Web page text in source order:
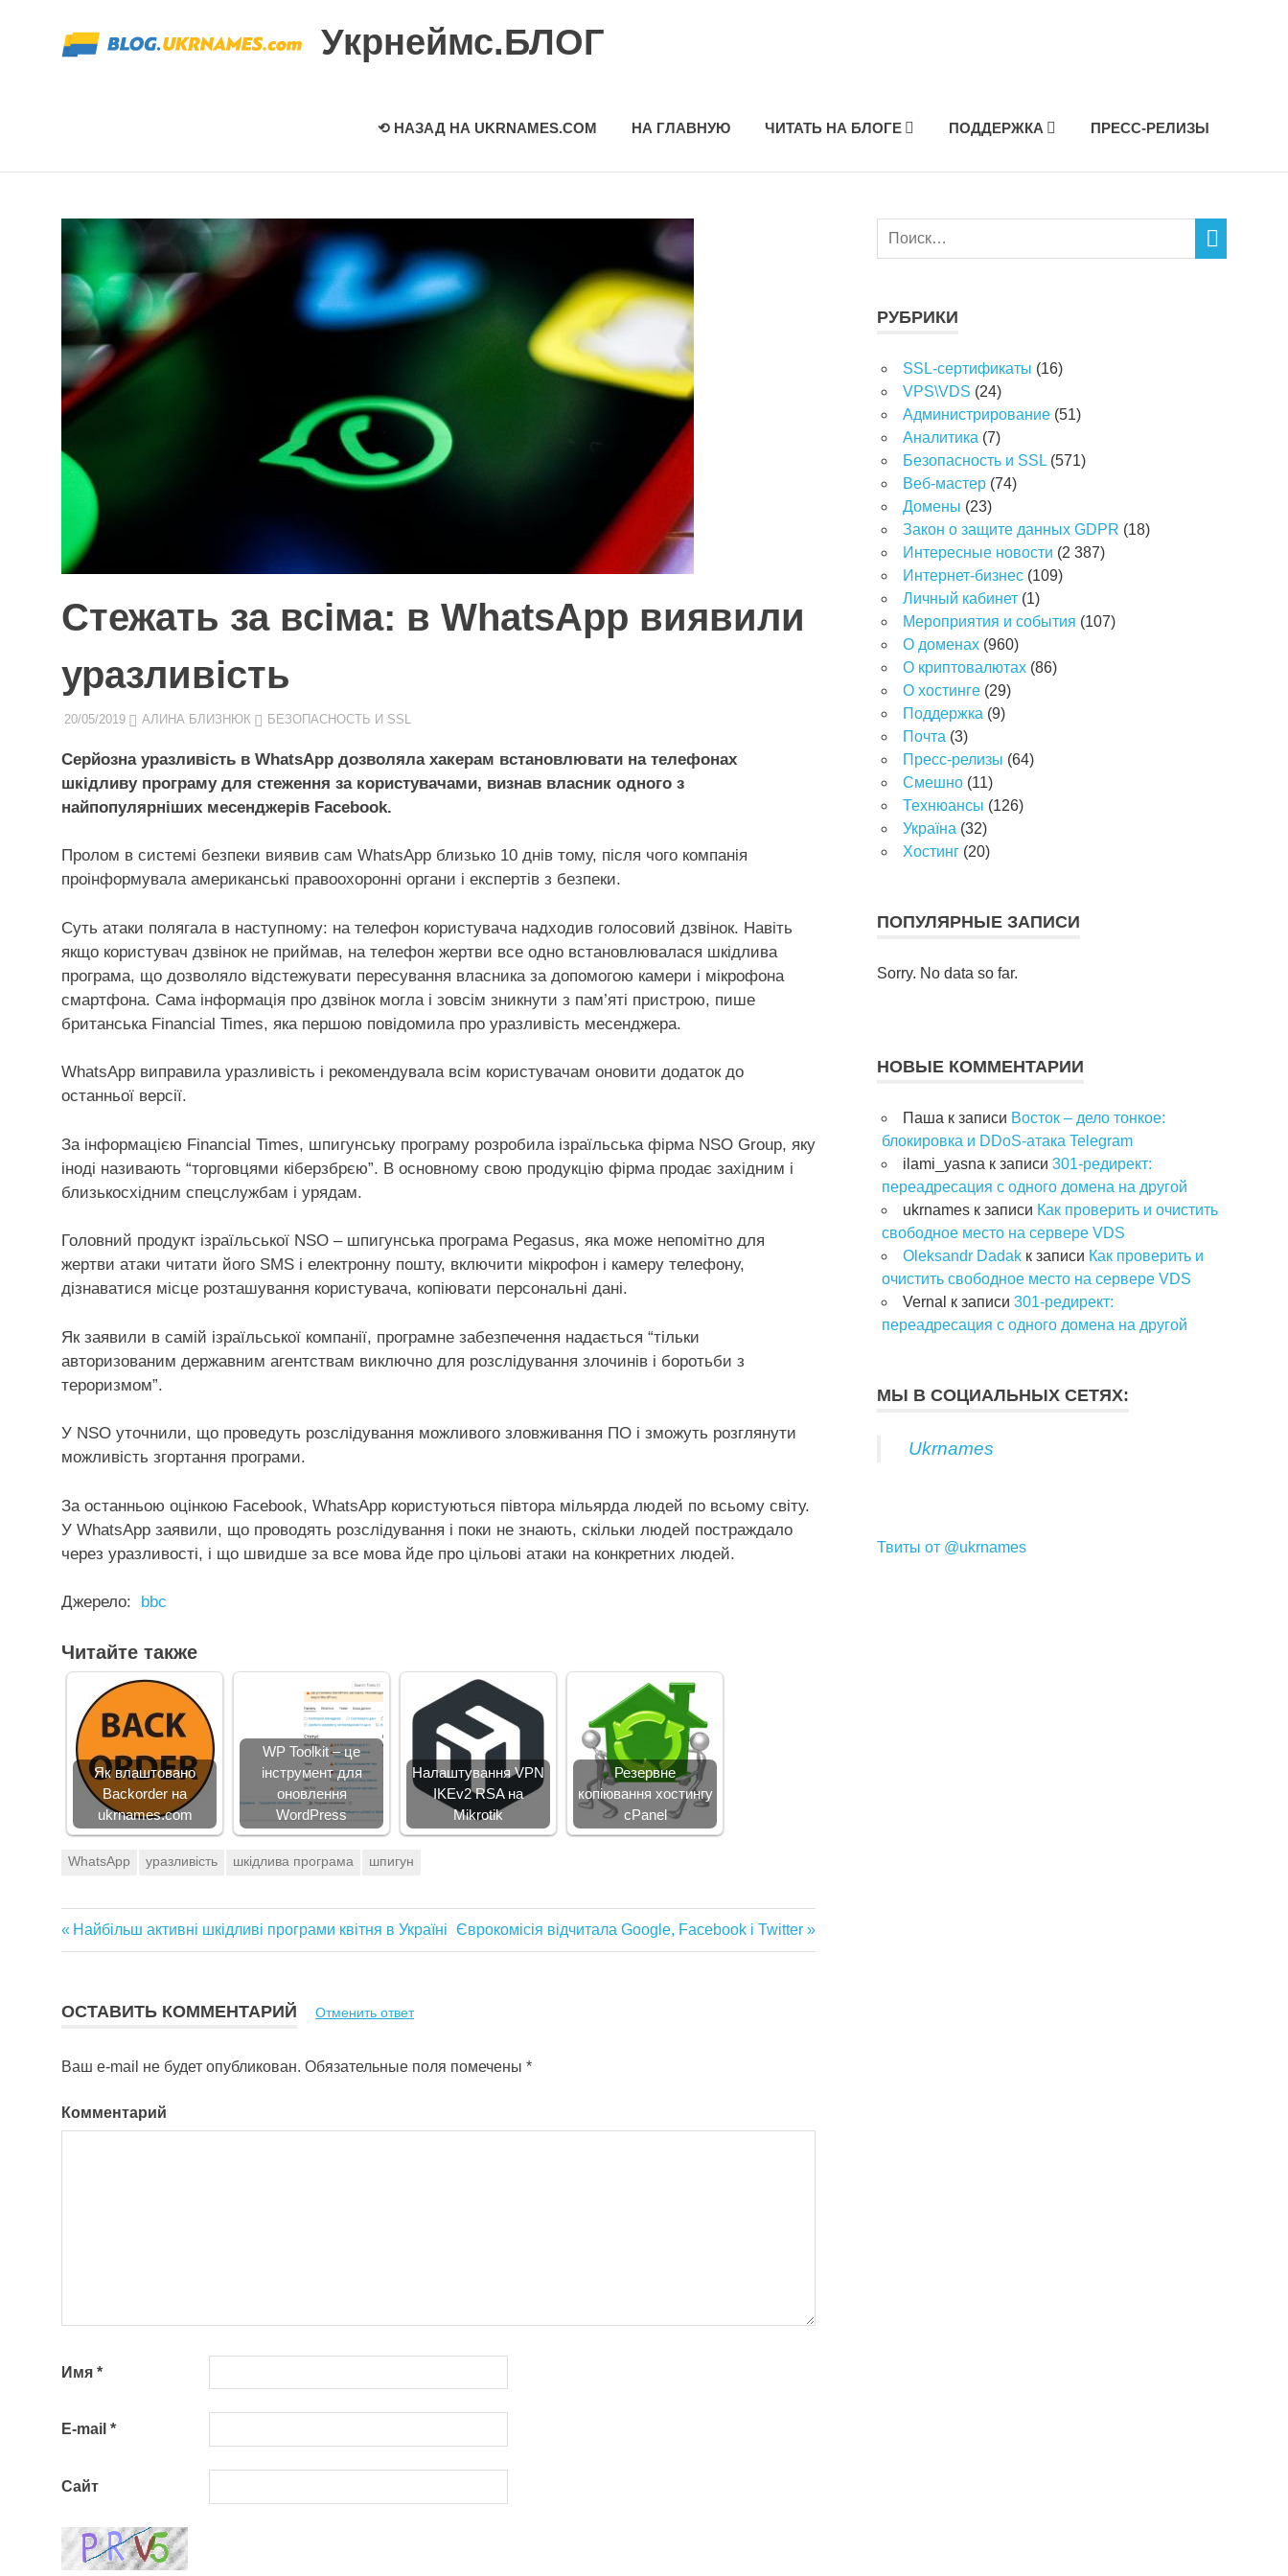
содержимому
Укрнеймс.БЛОГ
⟲ НАЗАД НА UKRNAMES.COM НА ГЛАВНУЮ ЧИТАТЬ НА БЛОГЕ ПОДДЕРЖКА ПРЕСС-РЕЛИЗЫ
Стежать за всіма: в WhatsApp виявили
уразливість
20/05/2019 АЛИНА БЛИЗНЮК БЕЗОПАСНОСТЬ И SSL
Серйозна уразливість в WhatsApp дозволяла хакерам встановлювати на телефонах
шкідливу програму для стеження за користувачами, визнав власник одного з
найпопулярніших месенджерів Facebook.
Пролом в системі безпеки виявив сам WhatsApp близько 10 днів тому, після чого компанія
проінформувала американські правоохоронні органи і експертів з безпеки.
Суть атаки полягала в наступному: на телефон користувача надходив голосовий дзвінок. Навіть
якщо користувач дзвінок не приймав, на телефон жертви все одно встановлювалася шкідлива
програма, що дозволяло відстежувати пересування власника за допомогою камери і мікрофона
смартфона. Сама інформація про дзвінок могла і зовсім зникнути з пам’яті пристрою, пише
британська Financial Times, яка першою повідомила про уразливість месенджера.
WhatsApp виправила уразливість і рекомендувала всім користувачам оновити додаток до
останньої версії.
За інформацією Financial Times, шпигунську програму розробила ізраїльська фірма NSO Group, яку
іноді називають “торговцями кіберзбрєю”. В основному свою продукцію фірма продає західним і
близькосхідним спецслужбам і урядам.
Головний продукт ізраїльської NSO – шпигунська програма Pegasus, яка може непомітно для
жертви атаки читати його SMS і електронну пошту, включити мікрофон і камеру телефону,
дізнаватися місце розташування користувача, копіювати персональні дані.
Як заявили в самій ізраїльської компанії, програмне забезпечення надається “тільки
авторизованим державним агентствам виключно для розслідування злочинів і боротьби з
тероризмом”.
У NSO уточнили, що проведуть розслідування можливого зловживання ПО і зможуть розглянути
можливість згортання програми.
За останньою оцінкою Facebook, WhatsApp користуються півтора мільярда людей по всьому світу.
У WhatsApp заявили, що проводять розслідування і поки не знають, скільки людей постраждало
через уразливості, і що швидше за все мова йде про цільові атаки на конкретних людей.
Джерело: bbc
Читайте также
Як влаштовано
Backorder на
ukrnames.com
WP Toolkit – це
інструмент для
оновлення
WordPress
Налаштування VPN
IKEv2 RSA на
Mikrotik
Резервне
копіювання хостингу
cPanel
WhatsApp уразливість шкідлива програма шпигун
Навигация
записям
Предыдущая
запись:
Найбільш активні шкідливі програми квітня в Україні Следующая
запись:
Єврокомісія відчитала Google, Facebook і Twitter
ОСТАВИТЬ КОММЕНТАРИЙ Отменить ответ
Ваш e-mail не будет опубликован. Обязательные поля помечены *
Комментарий
Имя *
E-mail *
Сайт
РУБРИКИ
SSL-сертификаты (16)
VPS\VDS (24)
Администрирование (51)
Аналитика (7)
Безопасность и SSL (571)
Веб-мастер (74)
Домены (23)
Закон о защите данных GDPR (18)
Интересные новости (2 387)
Интернет-бизнес (109)
Личный кабинет (1)
Мероприятия и события (107)
О доменах (960)
О криптовалютах (86)
О хостинге (29)
Поддержка (9)
Почта (3)
Пресс-релизы (64)
Смешно (11)
Технюансы (126)
Україна (32)
Хостинг (20)
ПОПУЛЯРНЫЕ ЗАПИСИ
Sorry. No data so far.
НОВЫЕ КОММЕНТАРИИ
Паша к записи Восток – дело тонкое:
блокировка и DDoS-атака Telegram
ilami_yasna к записи 301-редирект:
переадресация с одного домена на другой
ukrnames к записи Как проверить и очистить
свободное место на сервере VDS
Oleksandr Dadak к записи Как проверить и
очистить свободное место на сервере VDS
Vernal к записи 301-редирект:
переадресация с одного домена на другой
МЫ В СОЦИАЛЬНЫХ СЕТЯХ:
Ukrnames
Твиты от @ukrnames